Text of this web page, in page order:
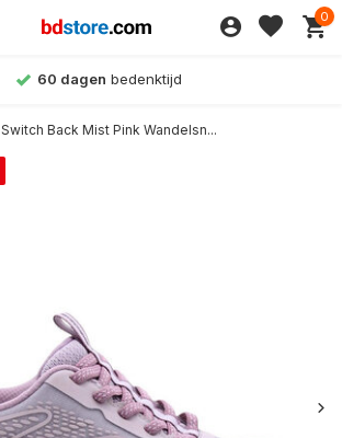
0
60 dagen bedenktijd
Switch Back Mist Pink Wandelsn...